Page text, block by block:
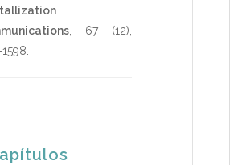
67 (12),